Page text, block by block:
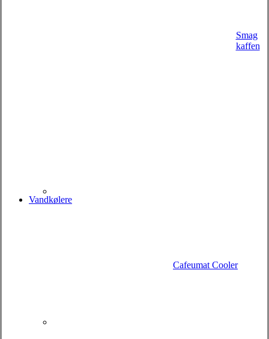
Smag
kaffen
Vandkølere
Cafeumat Cooler